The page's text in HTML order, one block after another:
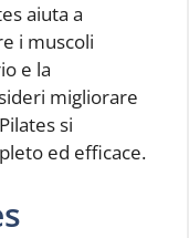
aiuta a
i muscoli
e la
migliorare
si
ed efficace.